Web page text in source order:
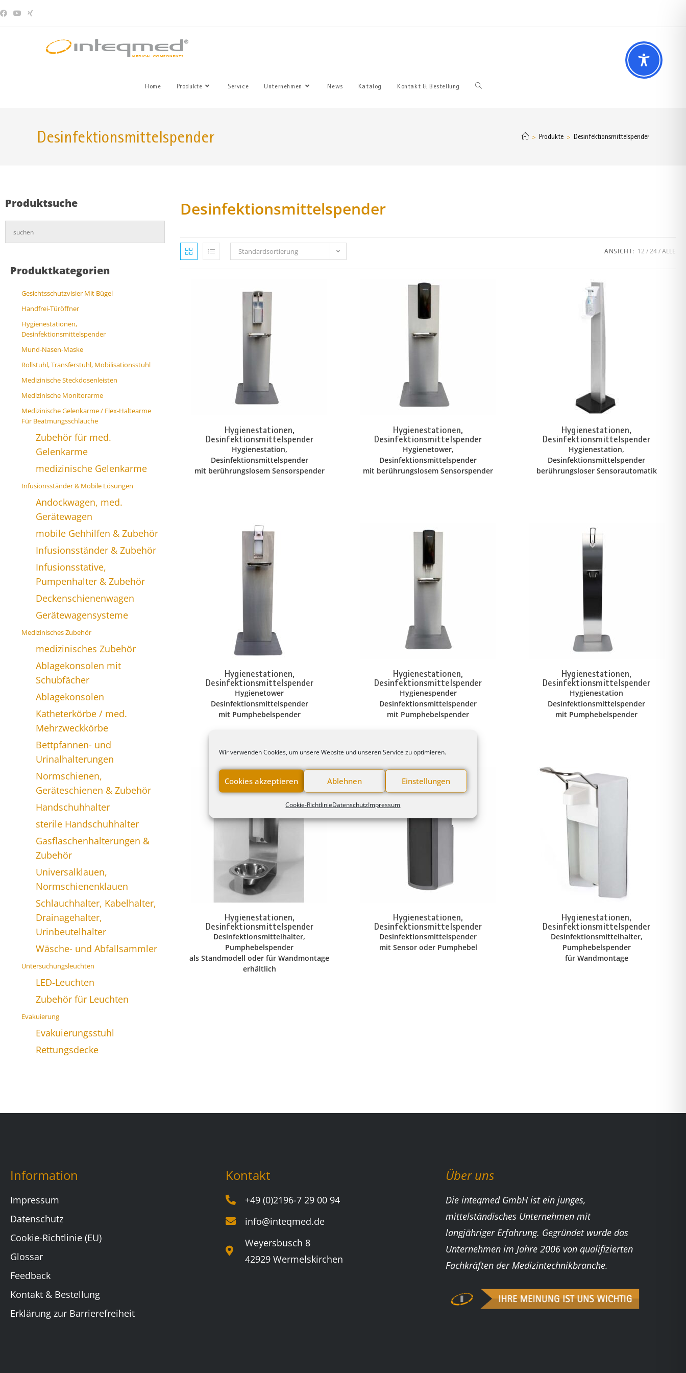
Wir verwenden Cookies, um unsere Website und unseren Service zu optimieren.
Cookies akzeptieren Ablehnen Einstellungen
Cookie-RichtlinieDatenschutzImpressum
Home Produkte Service Unternehmen News Katalog Kontakt & Bestellung
Desinfektionsmittelspender > Produkte > Desinfektionsmittelspender
Produktsuche
Produktkategorien
Gesichtsschutzvisier Mit Bügel
Handfrei-Türöffner
Hygienestationen,
Desinfektionsmittelspender
Mund-Nasen-Maske
Rollstuhl, Transferstuhl, Mobilisationsstuhl
Medizinische Steckdosenleisten
Medizinische Monitorarme
Medizinische Gelenkarme / Flex-Haltearme
Für Beatmungsschläuche
Zubehör für med.
Gelenkarme
medizinische Gelenkarme
Infusionsständer & Mobile Lösungen
Andockwagen, med.
Gerätewagen
mobile Gehhilfen & Zubehör
Infusionsständer & Zubehör
Infusionsstative,
Pumpenhalter & Zubehör
Deckenschienenwagen
Gerätewagensysteme
Medizinisches Zubehör
medizinisches Zubehör
Ablagekonsolen mit
Schubfächer
Ablagekonsolen
Katheterkörbe / med.
Mehrzweckkörbe
Bettpfannen- und
Urinalhalterungen
Normschienen,
Geräteschienen & Zubehör
Handschuhhalter
sterile Handschuhhalter
Gasflaschenhalterungen &
Zubehör
Universalklauen,
Normschienenklauen
Schlauchhalter, Kabelhalter,
Drainagehalter,
Urinbeutelhalter
Wäsche- und Abfallsammler
Untersuchungsleuchten
LED-Leuchten
Zubehör für Leuchten
Evakuierung
Evakuierungsstuhl
Rettungsdecke
Desinfektionsmittelspender
Standardsortierung ANSICHT: 12 24 ALLE
Hygienestationen,
Desinfektionsmittelspender
Hygienestation,
Desinfektionsmittelspender
mit berührungslosem Sensorspender
Hygienestationen,
Desinfektionsmittelspender
Hygienetower,
Desinfektionsmittelspender
mit berührungslosem Sensorspender
Hygienestationen,
Desinfektionsmittelspender
Hygienestation,
Desinfektionsmittelspender
berührungsloser Sensorautomatik
Hygienestationen,
Desinfektionsmittelspender
Hygienetower
Desinfektionsmittelspender
mit Pumphebelspender
Hygienestationen,
Desinfektionsmittelspender
Hygienespender
Desinfektionsmittelspender
mit Pumphebelspender
Hygienestationen,
Desinfektionsmittelspender
Hygienestation
Desinfektionsmittelspender
mit Pumphebelspender
Hygienestationen,
Desinfektionsmittelspender
Desinfektionsmittelhalter,
Pumphebelspender
als Standmodell oder für Wandmontage
erhältlich
Hygienestationen,
Desinfektionsmittelspender
Desinfektionsmittelspender
mit Sensor oder Pumphebel
Hygienestationen,
Desinfektionsmittelspender
Desinfektionsmittelhalter,
Pumphebelspender
für Wandmontage
Information
Impressum
Datenschutz
Cookie-Richtlinie (EU)
Glossar
Feedback
Kontakt & Bestellung
Erklärung zur Barrierefreiheit
Kontakt
+49 (0)2196-7 29 00 94
info@inteqmed.de
Weyersbusch 8
42929 Wermelskirchen
Über uns
Die inteqmed GmbH ist ein junges,
mittelständisches Unternehmen mit
langjähriger Erfahrung. Gegründet wurde das
Unternehmen im Jahre 2006 von qualifizierten
Fachkräften der Medizintechnikbranche.